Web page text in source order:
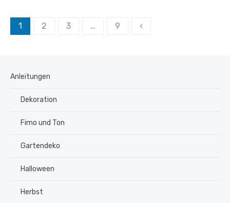
Seitennummerierung
der
1 2 3 … 9 ‹
Anleitungen
Dekoration
Fimo und Ton
Gartendeko
Halloween
Herbst